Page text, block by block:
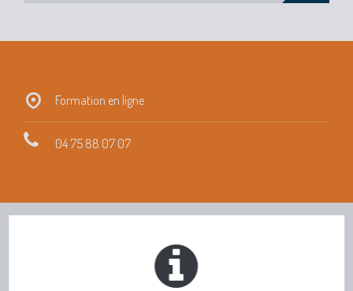
Formation en ligne
04 75 88 07 07
INFOS PRATIQUES ET
PUBLICATIONS